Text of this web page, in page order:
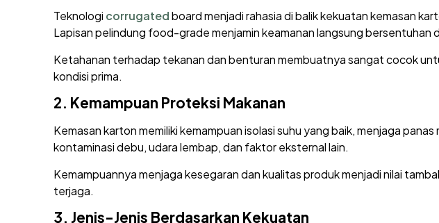
Teknologi corrugatedboard menjadi rahasia di balik kekuatan kemasan
Lapisan pelindung food-grade menjamin keamanan langsung bersentuhan
Ketahanan terhadap tekanan dan benturan membuatnya sangat cocok
kondisi prima.
2. Kemampuan Proteksi Makanan
Kemasan karton memiliki kemampuan isolasi suhu yang baik, menjaga
kontaminasi debu, udara lembap, dan faktor eksternal lain.
Kemampuannya menjaga kesegaran dan kualitas produk menjadi nilai
terjaga.
3. Jenis-Jenis Berdasarkan Kekuatan